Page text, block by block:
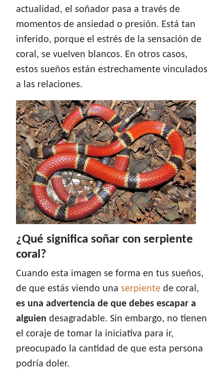
actualidad, el soñador pasa a través de
momentos de ansiedad o presión. Está tan
inferido, porque el estrés de la sensación de
coral, se vuelven blancos. En otros casos,
estos sueños están estrechamente vinculados
a las relaciones.
¿Qué significa soñar con serpiente
coral?
Cuando esta imagen se forma en tus sueños,
de que estás viendo una serpiente de coral,
es una advertencia de que debes escapar a
alguien desagradable. Sin embargo, no tienen
el coraje de tomar la iniciativa para ir,
preocupado la cantidad de que esta persona
podría doler.